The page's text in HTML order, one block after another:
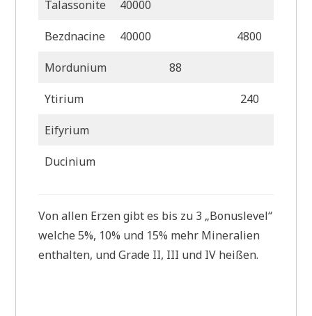
Talassonite 40000
Bezdnacine 40000 4800
Mordunium 88
Ytirium 240
Eifyrium
Ducinium
Von allen Erzen gibt es bis zu 3 „Bonuslevel“
welche 5%, 10% und 15% mehr Mineralien
enthalten, und Grade II, III und IV heißen.